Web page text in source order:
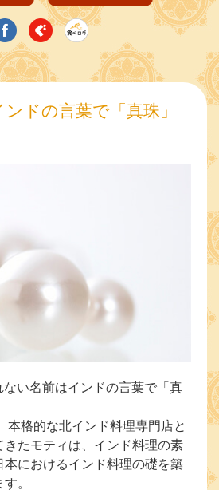
ドの言葉で「真珠」
ない名前はインドの言葉で「真
本格的な北インド料理専門店と
きたモティは、インド料理の素
本におけるインド料理の礎を築
。